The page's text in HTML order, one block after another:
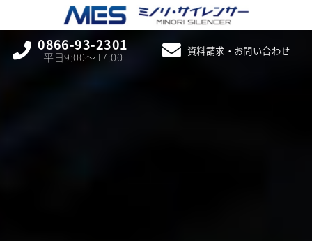
0866-93-2301
平日9:00〜17:00 資料請求・お問い合わせ